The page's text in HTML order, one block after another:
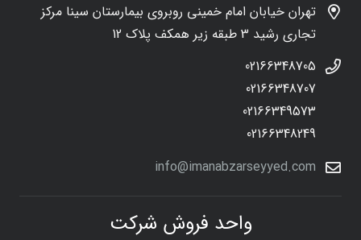
تهران خیابان امام خمینی روبروی بیمارستان سینا مرکز
تجاری رشید 3 طبقه زیر همکف پلاک 12
02166348705
02166348707
02166349573
02166348249
info@imanabzarseyyed.com
واحد فروش شرکت